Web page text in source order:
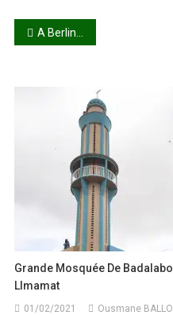
Navigation
l’article
A Berlin, Bamako dénonce l’instrumentalisation des missions onusiennes
Grande Mosquée De
LImamat
01/02/2021 Ousmane BALLO